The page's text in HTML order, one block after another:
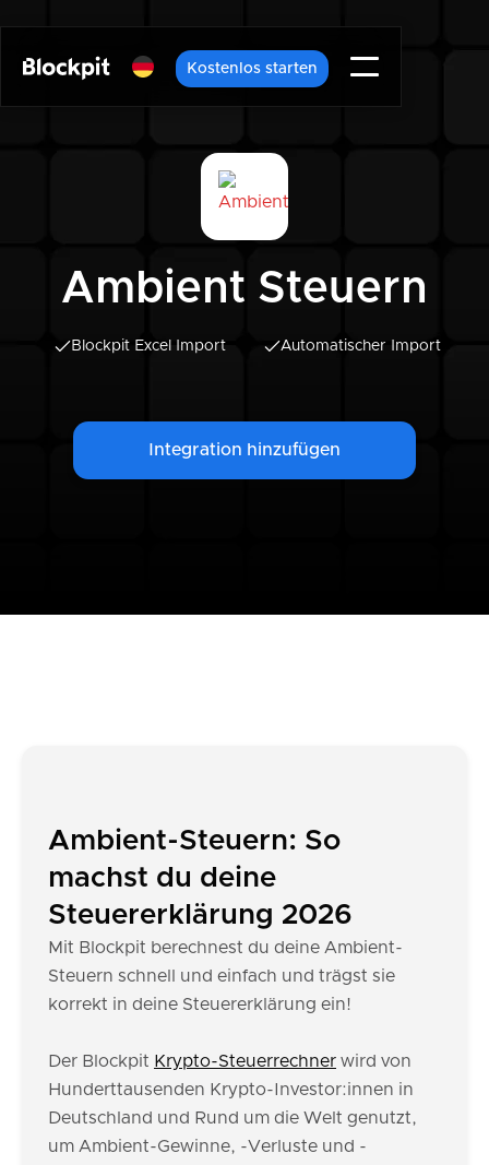
Kostenlos starten
Ambient Steuern
Blockpit Excel Import Automatischer Import
Integration hinzufügen
Ambient-Steuern: So
machst du deine
Steuererklärung 2026
Mit Blockpit berechnest du deine Ambient-
Steuern schnell und einfach und trägst sie
korrekt in deine Steuererklärung ein!
Der Blockpit Krypto-Steuerrechner wird von
Hunderttausenden Krypto-Investor:innen in
Deutschland und Rund um die Welt genutzt,
um Ambient-Gewinne, -Verluste und -